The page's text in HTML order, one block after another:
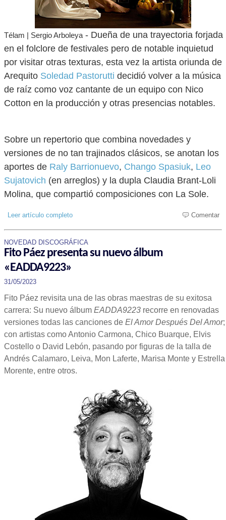
Télam | Sergio Arboleya- Dueña de una trayectoria forjada
en el folclore de festivales pero de notable inquietud
por visitar otras texturas, esta vez la artista oriunda de
Arequito Soledad Pastorutti decidió volver a la música
de raíz como voz cantante de un equipo con Nico
Cotton en la producción y otras presencias notables.
Sobre un repertorio que combina novedades y
versiones de no tan trajinados clásicos, se anotan los
aportes de Raly Barrionuevo, Chango Spasiuk, Leo
Sujatovich (en arreglos) y la dupla Claudia Brant-Loli
Molina, que compartió composiciones con La Sole.
Leer artículo completo Comentar
NOVEDAD DISCOGRÁFICA
Fito Páez presenta su nuevo álbum
«EADDA9223»
31/05/2023
Fito Páez revisita una de las obras maestras de su exitosa
carrera: Su nuevo álbum EADDA9223 recorre en renovadas
versiones todas las canciones de El Amor Después Del Amor;
con artistas como Antonio Carmona, Chico Buarque, Elvis
Costello o David Lebón, pasando por figuras de la talla de
Andrés Calamaro, Leiva, Mon Laferte, Marisa Monte y Estrella
Morente, entre otros.